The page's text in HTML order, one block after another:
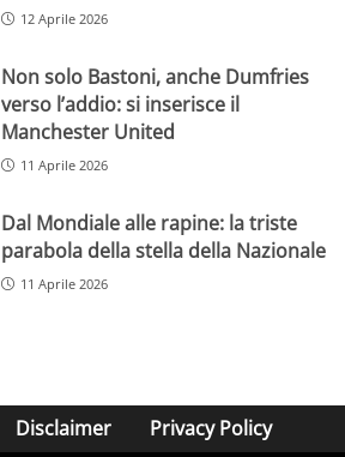
12 Aprile 2026
Non solo Bastoni, anche Dumfries
verso l’addio: si inserisce il
Manchester United
11 Aprile 2026
Dal Mondiale alle rapine: la triste
parabola della stella della Nazionale
11 Aprile 2026
Disclaimer Privacy Policy